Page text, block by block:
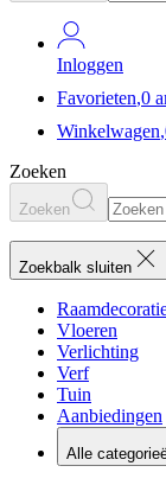
Inloggen
Favorieten,0
Winkelwagen,
Zoeken
Zoeken
Zoekbalk sluiten
Vloeren
Verlichting
Verf
Tuin
Aanbiedingen
Alle